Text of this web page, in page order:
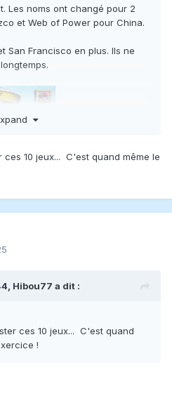
Les noms ont changé pour 2
et Web of Power pour China.
San Francisco en plus. Ils ne
10 jeux... C'est quand même le
Hibou77 a dit :
ces 10 jeux... C'est quand
!